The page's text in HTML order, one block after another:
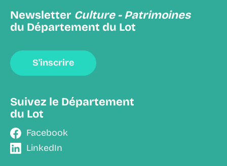
Newsletter Culture - Patrimoines
du Département du Lot
S'inscrire
Suivez le Département
du Lot
Facebook
LinkedIn